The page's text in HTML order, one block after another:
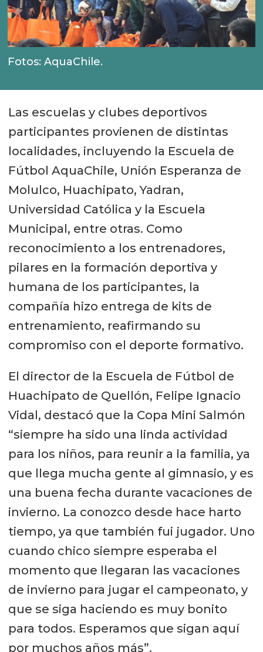
Fotos: AquaChile.
Las escuelas y clubes deportivos
participantes provienen de distintas
localidades, incluyendo la Escuela de
Fútbol AquaChile, Unión Esperanza de
Molulco, Huachipato, Yadran,
Universidad Católica y la Escuela
Municipal, entre otras. Como
reconocimiento a los entrenadores,
pilares en la formación deportiva y
humana de los participantes, la
compañía hizo entrega de kits de
entrenamiento, reafirmando su
compromiso con el deporte formativo.
El director de la Escuela de Fútbol de
Huachipato de Quellón, Felipe Ignacio
Vidal, destacó que la Copa Mini Salmón
“siempre ha sido una linda actividad
para los niños, para reunir a la familia, ya
que llega mucha gente al gimnasio, y es
una buena fecha durante vacaciones de
invierno. La conozco desde hace harto
tiempo, ya que también fui jugador. Uno
cuando chico siempre esperaba el
momento que llegaran las vacaciones
de invierno para jugar el campeonato, y
que se siga haciendo es muy bonito
para todos. Esperamos que sigan aquí
por muchos años más”.